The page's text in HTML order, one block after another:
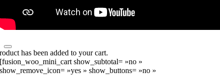
has been added to your cart.
[fusion_woo_mini_cart show_subtotal= »no »
show_remove_icon= »yes » show_buttons= »no »